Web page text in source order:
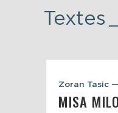
Textes
Zoran Tasic
MISA